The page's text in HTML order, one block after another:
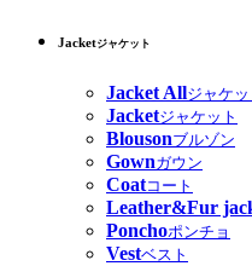
Jacketジャケット
Jacket Allジャケ
Jacketジャケット
Blousonブルゾン
Gownガウン
Coatコート
Leather&Fur
Ponchoポンチョ
Vestベスト